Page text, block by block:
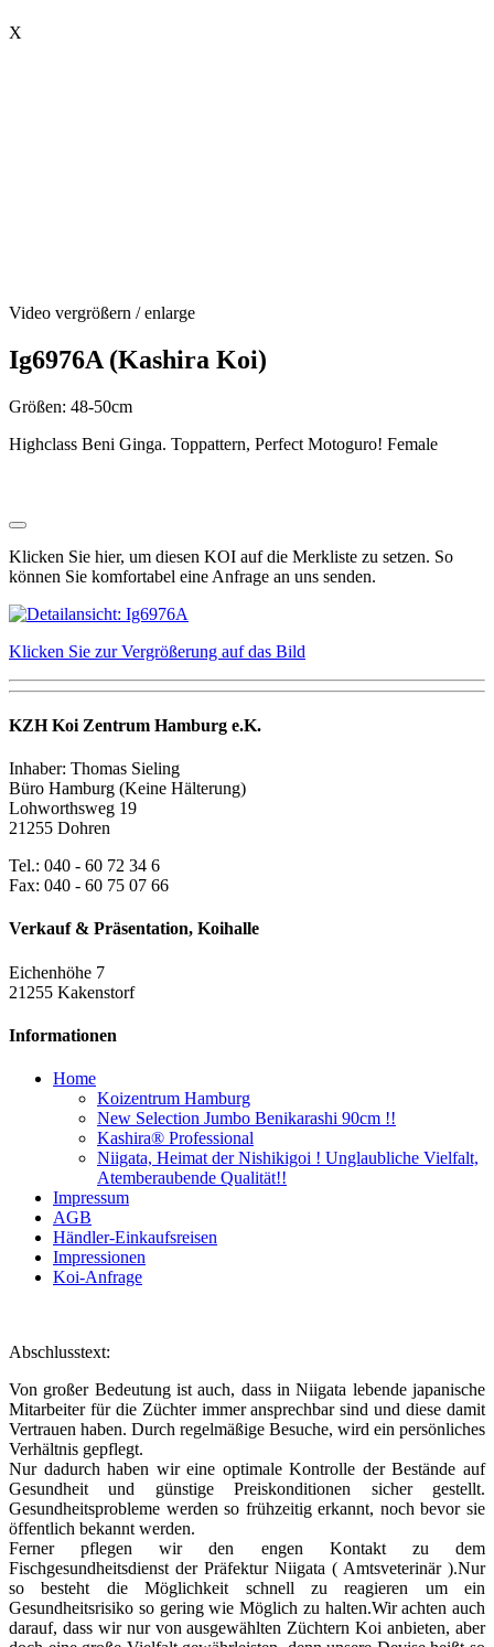
X
Video vergrößern / enlarge
Ig6976A (Kashira Koi)
Größen: 48-50cm
Highclass Beni Ginga. Toppattern, Perfect Motoguro! Female
Klicken Sie hier, um diesen KOI auf die Merkliste zu setzen. So
können Sie komfortabel eine Anfrage an uns senden.
Klicken Sie zur Vergrößerung auf das Bild
KZH Koi Zentrum Hamburg e.K.
Inhaber: Thomas Sieling
Büro Hamburg (Keine Hälterung)
Lohworthsweg 19
21255 Dohren
Tel.: 040 - 60 72 34 6
Fax: 040 - 60 75 07 66
Verkauf & Präsentation, Koihalle
Eichenhöhe 7
21255 Kakenstorf
Informationen
Home
Koizentrum Hamburg
New Selection Jumbo Benikarashi 90cm !!
Kashira® Professional
Niigata, Heimat der Nishikigoi ! Unglaubliche Vielfalt,
Atemberaubende Qualität!!
Impressum
AGB
Händler-Einkaufsreisen
Impressionen
Koi-Anfrage
Abschlusstext:
Von großer Bedeutung ist auch, dass in Niigata lebende japanische
Mitarbeiter für die Züchter immer ansprechbar sind und diese damit
Vertrauen haben. Durch regelmäßige Besuche, wird ein persönliches
Verhältnis gepflegt.
Nur dadurch haben wir eine optimale Kontrolle der Bestände auf
Gesundheit und günstige Preiskonditionen sicher gestellt.
Gesundheitsprobleme werden so frühzeitig erkannt, noch bevor sie
öffentlich bekannt werden.
Ferner pflegen wir den engen Kontakt zu dem
Fischgesundheitsdienst der Präfektur Niigata ( Amtsveterinär ).Nur
so besteht die Möglichkeit schnell zu reagieren um ein
Gesundheitsrisiko so gering wie Möglich zu halten.Wir achten auch
darauf, dass wir nur von ausgewählten Züchtern Koi anbieten, aber